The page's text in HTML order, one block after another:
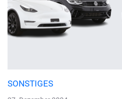
SONSTIGES